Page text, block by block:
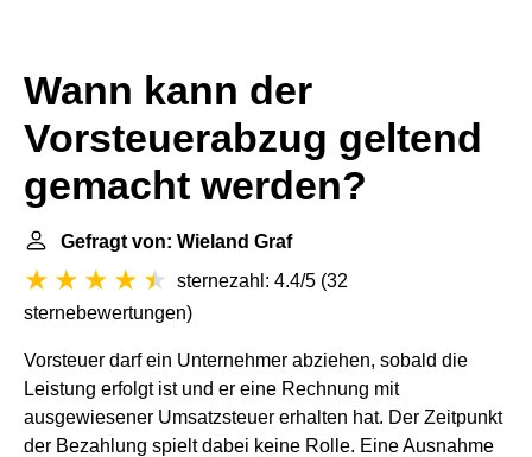
Wann kann der
Vorsteuerabzug geltend
gemacht werden?
Gefragt von: Wieland Graf
sternezahl: 4.4/5 (32
sternebewertungen)
Vorsteuer darf ein Unternehmer abziehen, sobald die
Leistung erfolgt ist und er eine Rechnung mit
ausgewiesener Umsatzsteuer erhalten hat. Der Zeitpunkt
der Bezahlung spielt dabei keine Rolle. Eine Ausnahme